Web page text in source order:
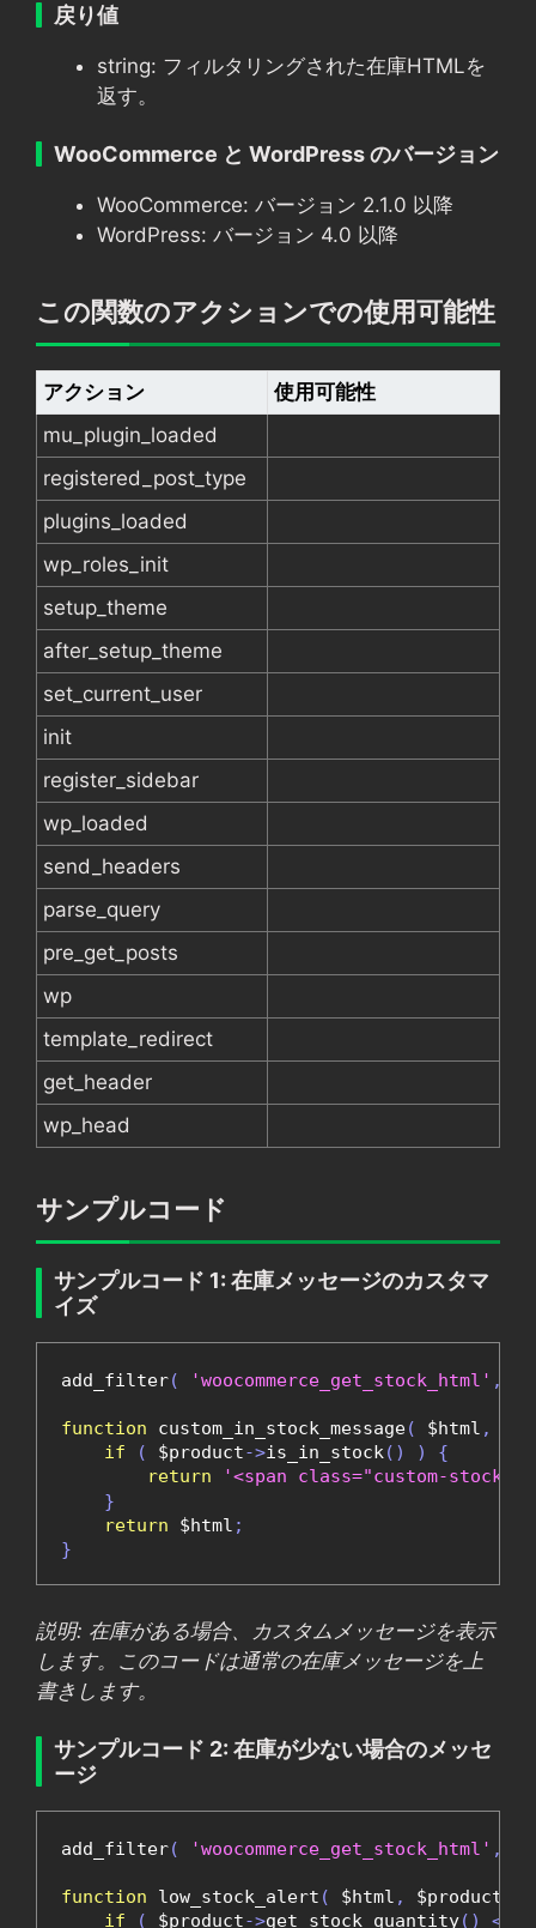
戻り値
string: フィルタリングされた在庫HTMLを
返す。
WooCommerce と WordPress のバージョン
WooCommerce: バージョン 2.1.0 以降
WordPress: バージョン 4.0 以降
この関数のアクションでの使用可能性
アクション
使用可能性
mu_plugin_loaded
registered_post_type
plugins_loaded
wp_roles_init
setup_theme
after_setup_theme
set_current_user
init
register_sidebar
wp_loaded
send_headers
parse_query
pre_get_posts
wp
template_redirect
get_header
wp_head
サンプルコード
サンプルコード 1: 在庫メッセージのカスタマ
イズ
add_filter( 'woocommerce_get_stock_html' ,
function custom_in_stock_message( $html ,
if
( $product->is_in_stock() )
{
return
'<span class="custom-stock-
}
return $html ;
}
説明: 在庫がある場合、カスタムメッセージを表示
します。このコードは通常の在庫メッセージを上
書きします。
サンプルコード 2: 在庫が少ない場合のメッセ
ージ
add_filter( 'woocommerce_get_stock_html' ,
function low_stock_alert ( $html , $product
if
( $product->get_stock_quantity() <